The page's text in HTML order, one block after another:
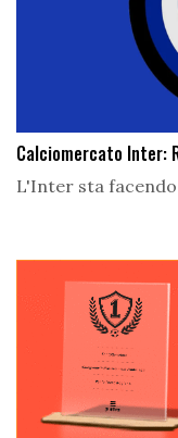
Calciomercato Inter:
L'Inter sta